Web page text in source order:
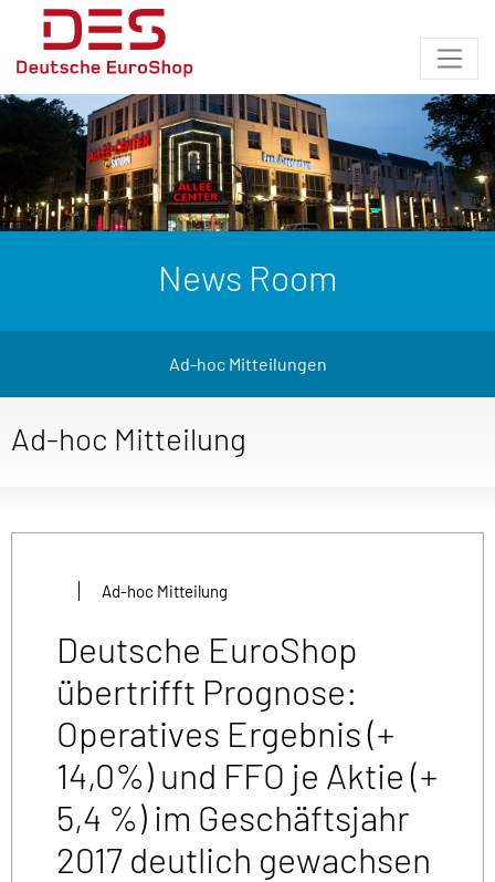
News Room
Ad-hoc Mitteilungen
Ad-hoc Mitteilung
Ad-hoc Mitteilung
Deutsche EuroShop
übertrifft Prognose:
Operatives Ergebnis (+
14,0%) und FFO je Aktie (+
5,4 %) im Geschäftsjahr
2017 deutlich gewachsen